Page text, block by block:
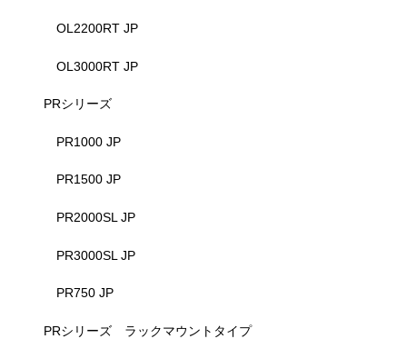
OL2200RT JP
OL3000RT JP
PRシリーズ
PR1000 JP
PR1500 JP
PR2000SL JP
PR3000SL JP
PR750 JP
PRシリーズ ラックマウントタイプ